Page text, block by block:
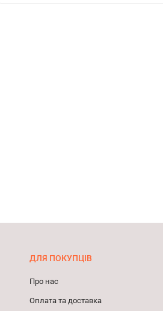
ДЛЯ ПОКУПЦІВ
Про нас
Оплата та доставка